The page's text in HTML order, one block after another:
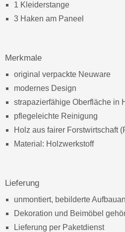
1 Kleiderstange
3 Haken am Paneel
Merkmale
original verpackte Neuware
modernes Design
strapazierfähige Oberfläche in
pflegeleichte Reinigung
Holz aus fairer Forstwirtschaft
Material: Holzwerkstoff
Lieferung
unmontiert, bebilderte
Dekoration und Beimöbel
Lieferung per Paketdienst